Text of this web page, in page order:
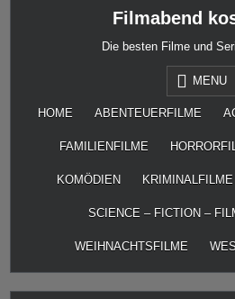
Filmabend
Die besten Filme und
MENU
HOME ABENTEUERFILME
FAMILIENFILME
KOMÖDIEN KRIMINALFILME
SCIENCE – FICTION –
WEIHNACHTSFILME